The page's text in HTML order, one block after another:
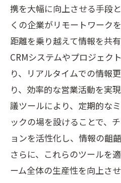
携を大幅に向上させる手段
くの企業がリモートワーク
距離を乗り越えて情報を共
CRMシステムやプロジェク
り、リアルタイムでの情報
り、効率的な営業活動を実
議ツールにより、定期的な
ックの場を設けることで、
ョンを活性化し、情報の齟
さらに、これらのツールを
ーム全体の生産性を向上さ